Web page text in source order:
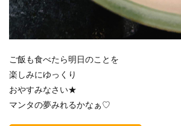
ご飯も食べたら明日のことを
楽しみにゆっくり
おやすみなさい★
マンタの夢みれるかなぁ♡